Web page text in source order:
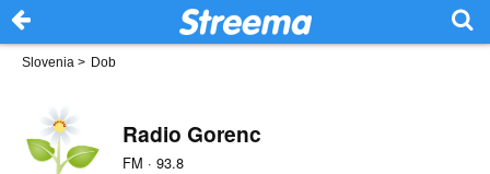
Slovenia > Dob
Radio Gorenc
FM · 93.8